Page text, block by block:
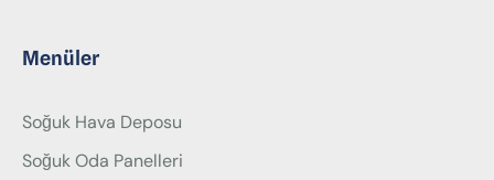
Menüler
Soğuk Hava Deposu
Soğuk Oda Panelleri